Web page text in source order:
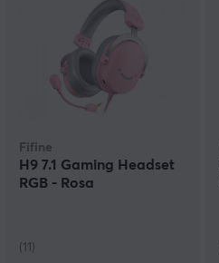
Fifine
H9 7.1 Gaming Headset
RGB - Rosa
(11)